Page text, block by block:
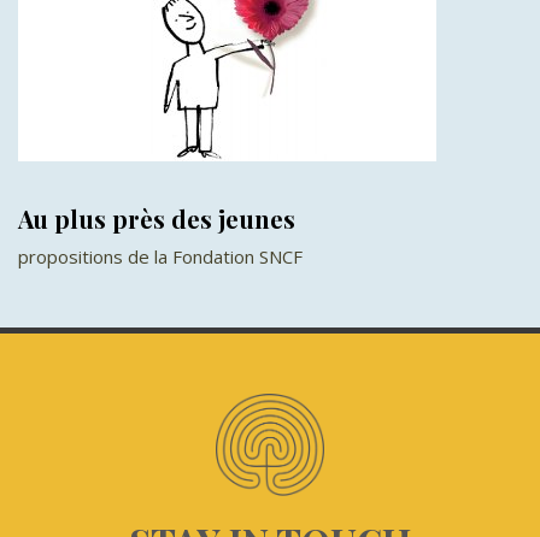
Au plus près des jeunes
propositions de la Fondation SNCF